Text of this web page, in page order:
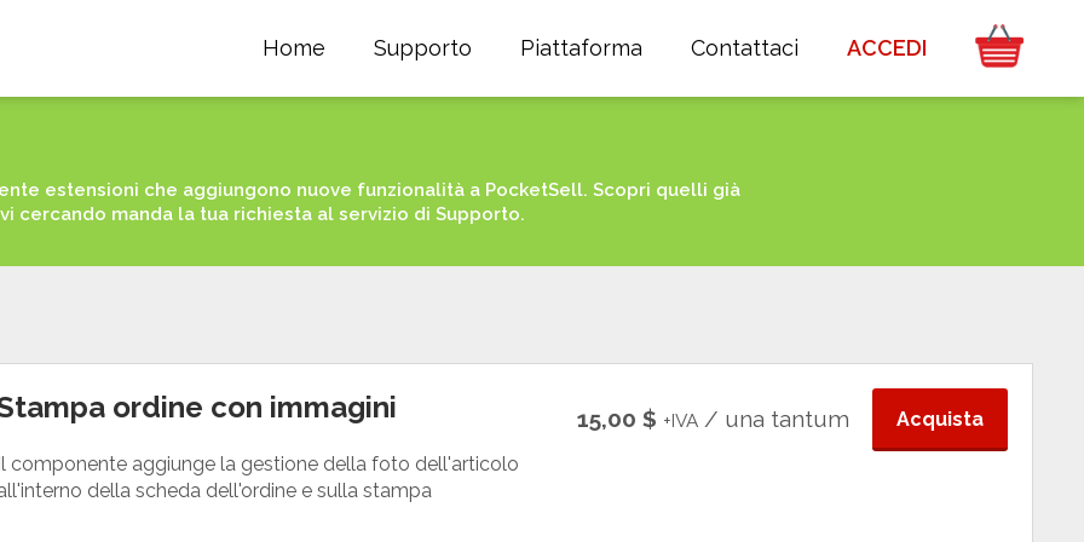
Home Supporto Piattaforma Contattaci ACCEDI
estensioni che aggiungono nuove funzionalità a PocketSell. Scopri quelli già
cercando manda la tua richiesta al servizio di Supporto.
15,00 $ +IVA / una tantum Acquista
ordine con immagini
componente aggiunge la gestione della foto dell'articolo
della scheda dell'ordine e sulla stampa